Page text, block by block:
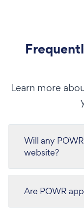
Learn more
Will any
website?
Are POWR